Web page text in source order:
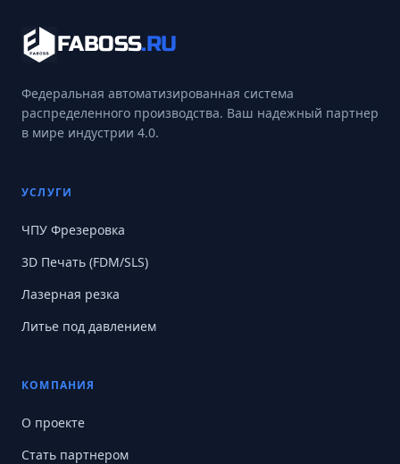
FABOSS.RU
Федеральная автоматизированная система
распределенного производства. Ваш надежный партнер
в мире индустрии 4.0.
УСЛУГИ
ЧПУ Фрезеровка
3D Печать (FDM/SLS)
Лазерная резка
Литье под давлением
КОМПАНИЯ
О проекте
Стать партнером